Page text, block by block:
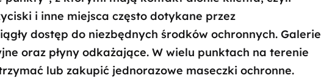
i inne miejsca często dotykane przez
dostęp do niezbędnych środków ochronnych. Galerie
oraz płyny odkażające. W wielu punktach na terenie
lub zakupić jednorazowe maseczki ochronne.